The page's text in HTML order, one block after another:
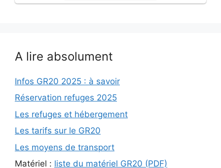
A lire absolument
Infos GR20 2025 : à savoir
Réservation refuges 2025
Les refuges et hébergement
Les tarifs sur le GR20
Les moyens de transport
Matériel : liste du matériel GR20 (PDF)